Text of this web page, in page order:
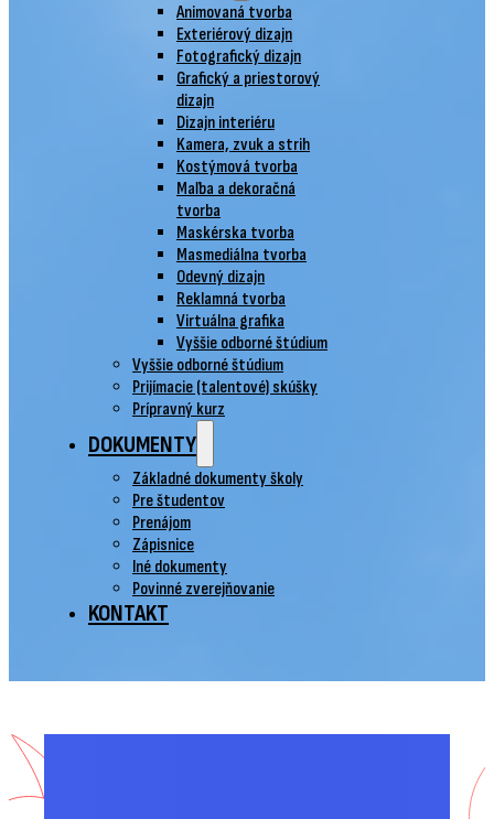
Animovaná tvorba
Exteriérový dizajn
Fotografický dizajn
Grafický a priestorový
dizajn
Dizajn interiéru
Kamera, zvuk a strih
Kostýmová tvorba
Maľba a dekoračná
tvorba
Maskérska tvorba
Masmediálna tvorba
Odevný dizajn
Reklamná tvorba
Virtuálna grafika
Vyššie odborné štúdium
Vyššie odborné štúdium
Prijímacie (talentové) skúšky
Prípravný kurz
DOKUMENTY
Základné dokumenty školy
Pre študentov
Prenájom
Zápisnice
Iné dokumenty
Povinné zverejňovanie
KONTAKT